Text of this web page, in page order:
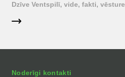
Dzīve Ventspilī, vide, fakti, vēsture
Noderīgi kontakti